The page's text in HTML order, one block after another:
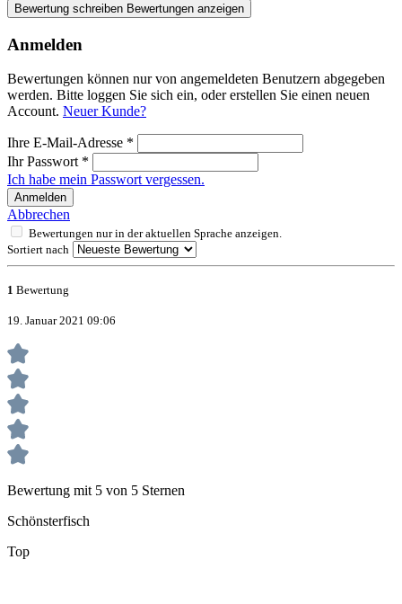
Bewertung schreiben Bewertungen anzeigen
Anmelden
Bewertungen können nur von angemeldeten Benutzern abgegeben
werden. Bitte loggen Sie sich ein, oder erstellen Sie einen neuen
Account. Neuer Kunde?
Ihre E-Mail-Adresse *
Ihr Passwort *
Ich habe mein Passwort vergessen.
Anmelden
Abbrechen
Bewertungen nur in der aktuellen Sprache anzeigen.
Sortiert nach
1 Bewertung
19. Januar 2021 09:06
Bewertung mit 5 von 5 Sternen
Schönsterfisch
Top